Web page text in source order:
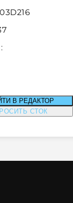
В РЕДАКТОР
СТОК